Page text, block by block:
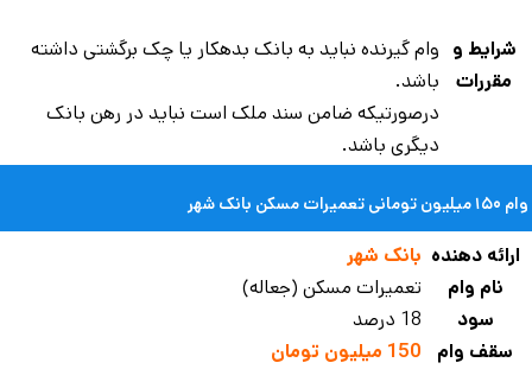
شرایط و
مقررات
وام گیرنده نباید به بانک بدهکار یا چک برگشتی داشته
‌باشد.
درصورتیکه ضامن سند ملک است نباید در رهن بانک
دیگری باشد.
مسکن بانک شهر
دهنده بانک شهر
نام وام
تعمیرات مسکن (جعاله)
سود
18 درصد
سقف وام
150 میلیون تومان